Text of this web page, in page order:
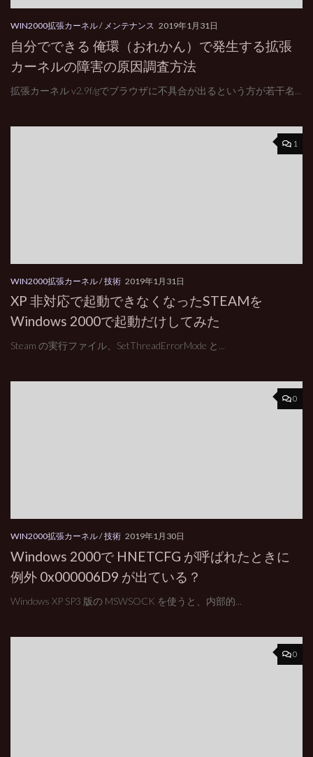
WIN2000拡張カーネル/ メンテナンス 2019年1月31日
自分でできる 俺環（おれかん）で発生する拡張
カーネルの障害の原因調査方法
拡張カーネル v2.9f/gでブラウザに不具合が出るという方が若干名...
1
WIN2000拡張カーネル/技術 2019年1月31日
XP 非対応で起動できなくなったSTEAMを
Windows 2000で起動だけしてみた
Steam の実行ファイル、SetThreadErrorMode と...
0
WIN2000拡張カーネル/技術 2019年1月30日
Windows 2000で HNETCFG が呼ばれたときに
例外 0x000006D9 が出ている？
Windows XP SP3 版の MSWSOCK を使うと、内部的...
0